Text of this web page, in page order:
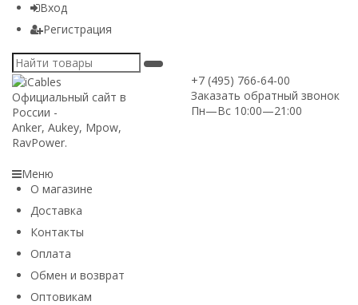
Вход
Регистрация
Официальный сайт в
России -
Anker, Aukey, Mpow,
RavPower.
+7 (495) 766-64-00
Заказать обратный звонок
Пн—Вс 10:00—21:00
Меню
О магазине
Доставка
Контакты
Оплата
Обмен и возврат
Оптовикам